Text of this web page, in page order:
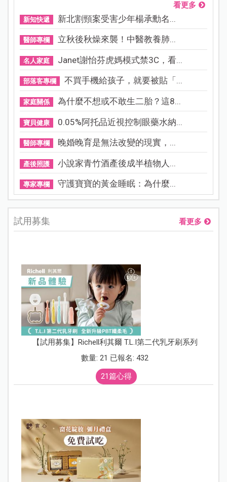
看更多
新知快遞 新北割頸案受害少年楊承勳名...
醫師專欄 立秋後秋燥來襲！中醫教養肺...
名人家庭 Janet謝怡芬虎媽模式禁3C，看...
部落客專欄 不買手機給孩子，就要被貼「...
家庭關係 為什麼不想或不敢生二胎？這8...
寶貝健康 0.05%阿托品近視控制眼藥水納...
醫師專欄 晚婚晚育是無法改變的現實，...
產後照護 小說家青竹酒產後成半植物人...
專家專欄 守護寶寶的黃金睡眠：為什麼...
試用募集 看更多
【試用募集】Richell利其爾 T.L.I第二代乳牙刷系列
數量: 21 已報名: 432
21篇心得